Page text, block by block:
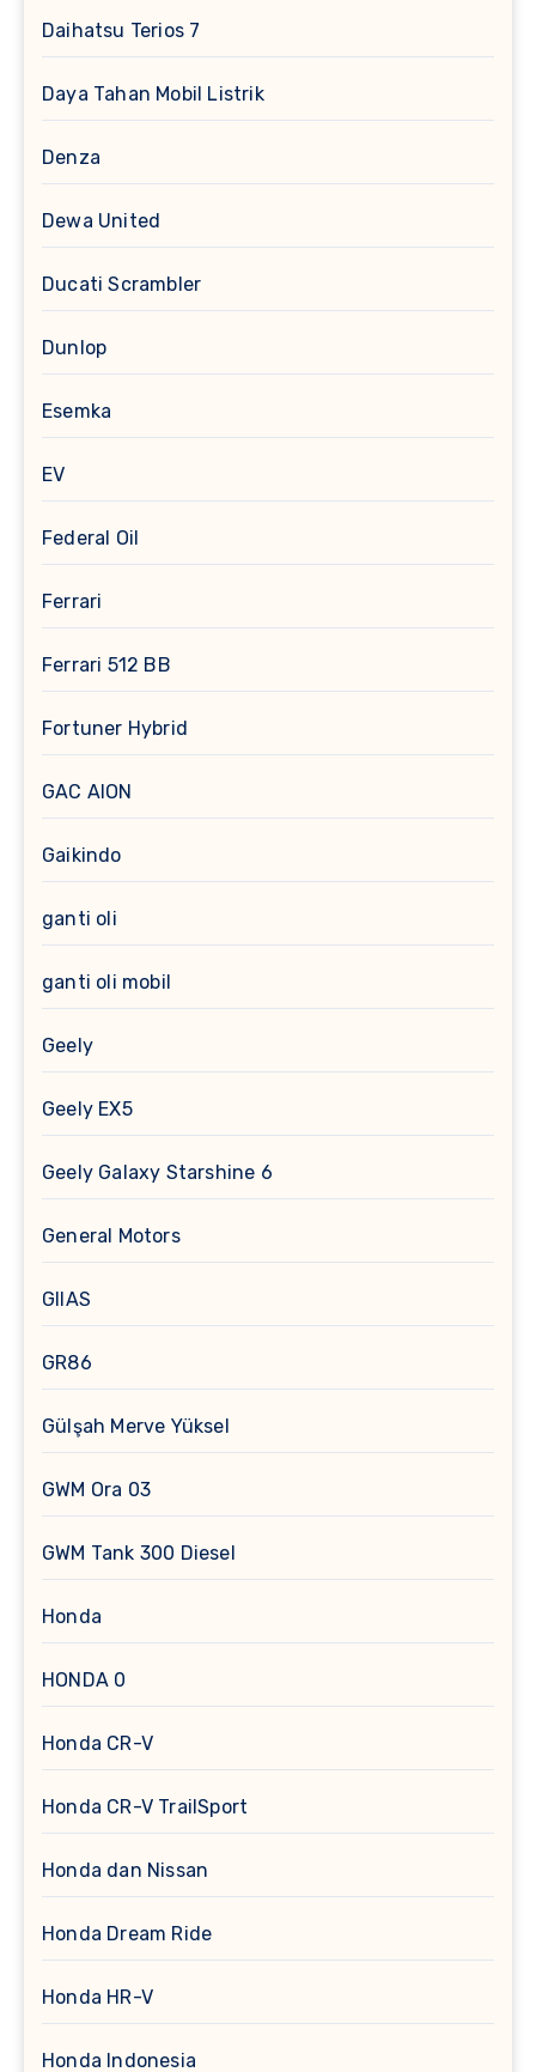
Daihatsu Terios 7
Daya Tahan Mobil Listrik
Denza
Dewa United
Ducati Scrambler
Dunlop
Esemka
EV
Federal Oil
Ferrari
Ferrari 512 BB
Fortuner Hybrid
GAC AION
Gaikindo
ganti oli
ganti oli mobil
Geely
Geely EX5
Geely Galaxy Starshine 6
General Motors
GIIAS
GR86
Gülşah Merve Yüksel
GWM Ora 03
GWM Tank 300 Diesel
Honda
HONDA 0
Honda CR-V
Honda CR-V TrailSport
Honda dan Nissan
Honda Dream Ride
Honda HR-V
Honda Indonesia